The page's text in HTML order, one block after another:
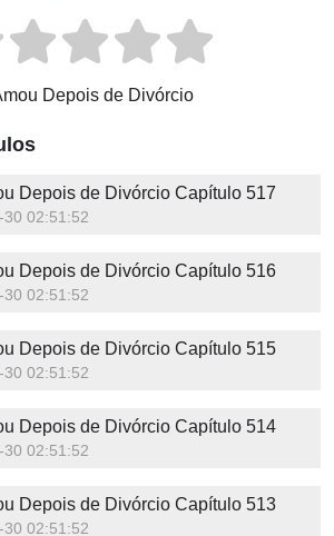
Depois de Divórcio
Depois de DivórcioCapítulo 517
30 02:51:52
Depois de DivórcioCapítulo 516
30 02:51:52
Depois de DivórcioCapítulo 515
30 02:51:52
Depois de DivórcioCapítulo 514
30 02:51:52
Depois de DivórcioCapítulo 513
30 02:51:52